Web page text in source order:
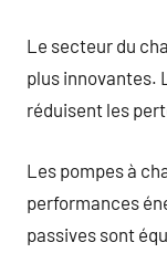
Le secteur du
plus innovantes.
réduisent les
Les pompes à
performances
passives sont